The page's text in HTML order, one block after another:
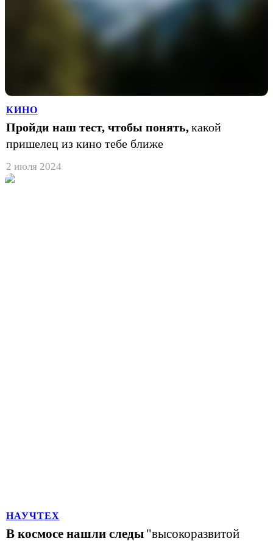
КИНО
Пройди наш тест, чтобы понять,какой
пришелец из кино тебе ближе
2 июля 2024
НАУЧТЕХ
В космосе нашли следы "высокоразвитой